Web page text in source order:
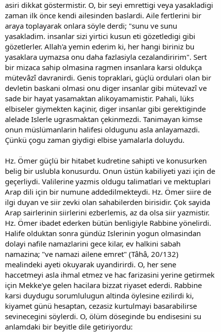
asiri dikkat göstermistir. O, bir seyi emrettigi veya yasakladigi
zaman ilk önce kendi ailesinden baslardi. Aile fertlerini bir
araya toplayarak onlara söyle derdi; "sunu ve sunu
yasakladim. insanlar sizi yirtici kusun eti gözetledigi gibi
gözetlerler. Allah'a yemin ederim ki, her hangi biriniz bu
yasaklara uymazsa onu daha fazlasiyla cezalandiririm". Sert
bir mizaca sahip olmasina ragmen insanlara karsi oldukça
mütevâzî davranirdi. Genis topraklari, güçlü ordulari olan bir
devletin baskani olmasi onu diger insanlar gibi mütevazî ve
sade bir hayat yasamaktan alikoyamamistir. Pahali, lüks
elbiseler giymekten kaçinir, diger insanlar gibi gerektiginde
alelade Islerle ugrasmaktan çekinmezdi. Tanimayan kimse
onun müslümanlarin halifesi oldugunu asla anlayamazdi.
Çünkü çogu zaman giydigi elbise yamalarla doluydu.
Hz. Ömer güçlü bir hitabet kudretine sahipti ve konusurken
belig bir uslubla konusurdu. Onun üstün kabiliyeti yazi için de
geçerliydi. Valilerine yazmis oldugu talimatlari ve mektuplari
Arap dili için bir numune addedilmekteydi. Hz. Ömer siire de
ilgi duyan ve siir zevki olan sahabilerden birisidir. Çok sayida
Arap sairlerinin siirlerini ezberlemis, az da olsa siir yazmistir.
Hz. Ömer ibadet ederken bütün benligiyle Rabbine yönelirdi.
Halife olduktan sonra gündüz Islerinin yogun olmasindan
dolayi nafile namazlarini gece kilar, ev halkini sabah
namazina; "ve namazi ailene emret" (Tâhâ, 20/132)
mealindeki ayeti okuyarak uyandirirdi. O, her sene
haccetmeyi asla ihmal etmez ve hac farizasini yerine getirmek
için Mekke'ye gelen hacilara bizzat riyaset ederdi. Rabbine
karsi duydugu sorumlulugun altinda öylesine ezilirdi ki,
kiyamet günü hesaptan, cezasiz kurtulmayi basarabilirse
sevinecegini söylerdi. O, ölüm döseginde bu endisesini su
anlamdaki bir beyitle dile getiriyordu: